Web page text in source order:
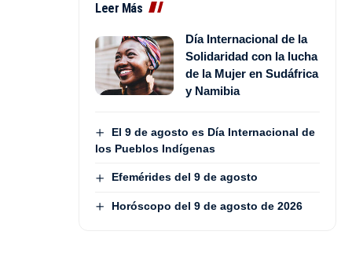
Leer Más
Día Internacional de la
Solidaridad con la lucha
de la Mujer en Sudáfrica
y Namibia
El 9 de agosto es Día Internacional de
los Pueblos Indígenas
Efemérides del 9 de agosto
Horóscopo del 9 de agosto de 2026